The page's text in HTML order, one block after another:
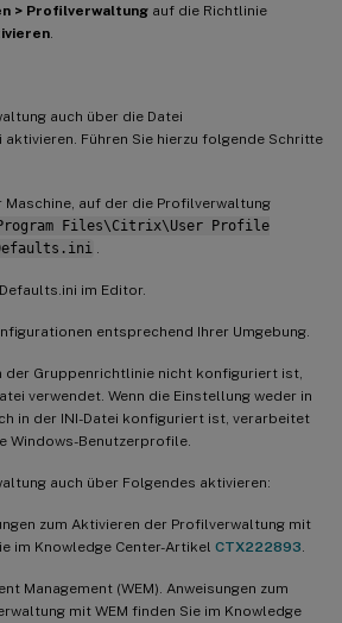
> Profilverwaltung auf die Richtlinie
auch über die Datei
aktivieren. Führen Sie hierzu folgende Schritte
Maschine, auf der die Profilverwaltung
Files\Citrix\User Profile
im Editor.
entsprechend Ihrer Umgebung.
der Gruppenrichtlinie nicht konfiguriert ist,
verwendet. Wenn die Einstellung weder in
in der INI-Datei konfiguriert ist, verarbeitet
Windows-Benutzerprofile.
auch über Folgendes aktivieren:
zum Aktivieren der Profilverwaltung mit
im Knowledge Center-Artikel CTX222893
Management (WEM). Anweisungen zum
mit WEM finden Sie im Knowledge